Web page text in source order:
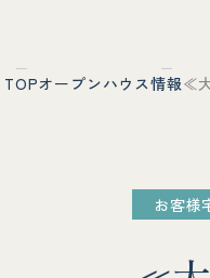
TOPオープンハウス情報≪
お客様